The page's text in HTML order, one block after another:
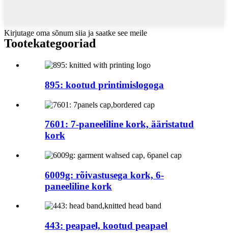
Kirjutage oma sõnum siia ja saatke see meile
Tootekategooriad
895: kootud printimislogoga
7601: 7-paneeliline kork, ääristatud
kork
6009g: rõivastusega kork, 6-
paneeliline kork
443: peapael, kootud peapael